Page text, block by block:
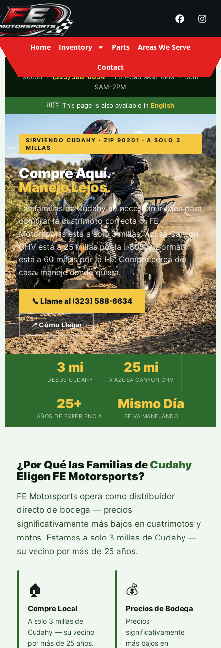
Home Inventory Parts Areas We Serve
Contact
· 2916 S Santa Fe Ave, Los Ángeles, CA
90058 ·(323) 588-6634· Lun–Sáb 9AM–6PM · Dom
9AM–2PM
🇺🇸 This page is also available in English
SIRVIENDO CUDAHY · ZIP 90201 · A SOLO 3
MILLAS
Compre Aquí.
Maneje Lejos.
Las familias de Cudahy no necesitan ir lejos para
comprar la cuatrimoto correcta — FE
Motorsports está a solo 3 millas. Azusa Canyon
OHV está a 25 millas por la I-605, y Gorman
está a 60 millas por la I-5. Compre cerca de
casa, maneje donde quiera.
📞 Llame al (323) 588-6634
📍 Cómo Llegar
3 mi
DESDE CUDAHY
25 mi
A AZUSA CANYON OHV
25+
AÑOS DE EXPERIENCIA
Mismo Día
SE VA MANEJANDO
¿Por Qué las Familias deCudahy
Eligen FE Motorsports?
FE Motorsports opera como distribuidor
directo de bodega — precios
significativamente más bajos en cuatrimotos y
motos. Estamos a solo 3 millas de Cudahy —
su vecino por más de 25 años.
🏠
Compre Local
A solo 3 millas de
Cudahy — su vecino
por más de 25 años.
💰
Precios de Bodega
Precios
significativamente
más bajos en